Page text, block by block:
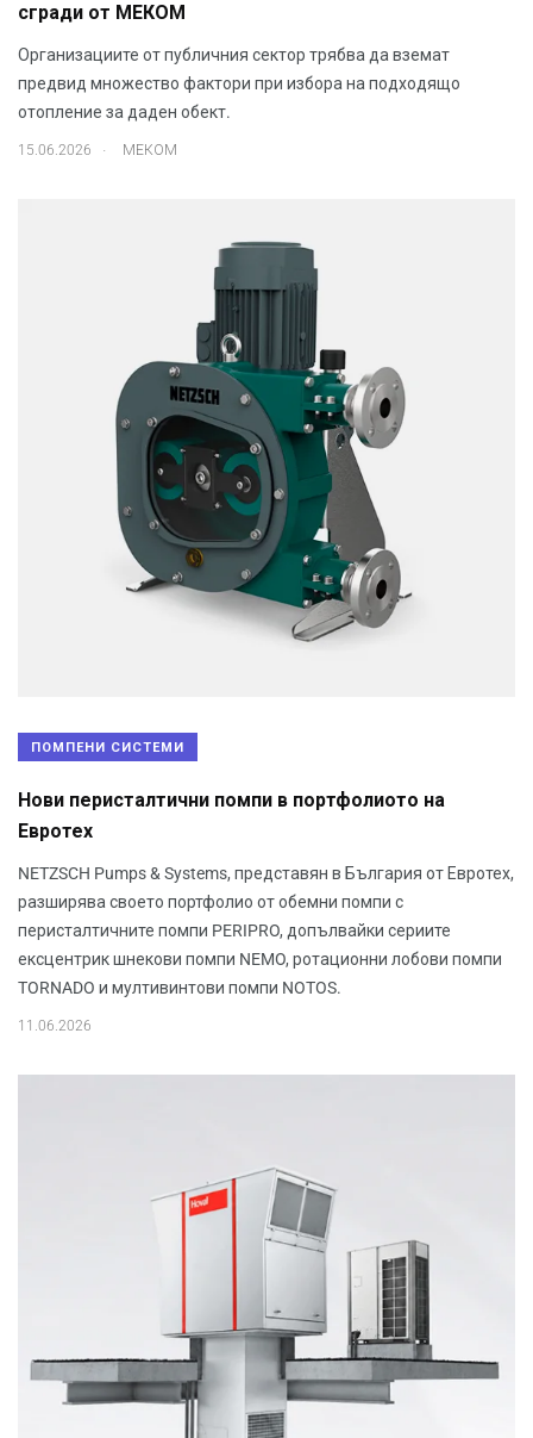
сгради от МЕКОМ
Организациите от публичния сектор трябва да вземат
предвид множество фактори при избора на подходящо
отопление за даден обект.
15.06.2026 . МЕКОМ
ПОМПЕНИ СИСТЕМИ
Нови перисталтични помпи в портфолиото на
Евротех
NETZSCH Pumps & Systems, представян в България от Евротех,
разширява своето портфолио от обемни помпи с
перисталтичните помпи PERIPRO, допълвайки сериите
ексцентрик шнекови помпи NEMO, ротационни лобови помпи
TORNADO и мултивинтови помпи NOTOS.
11.06.2026